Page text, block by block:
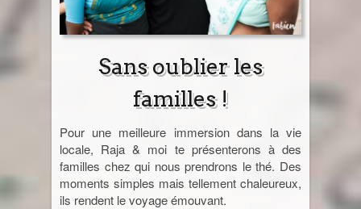
Sans oublier les
familles !
Pour une meilleure immersion dans la vie
locale, Raja & moi te présenterons à des
familles chez qui nous prendrons le thé. Des
moments simples mais tellement chaleureux,
ils rendent le voyage émouvant.